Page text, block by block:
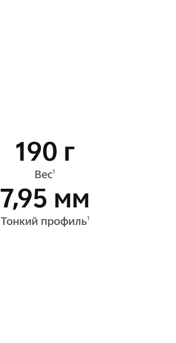
7,95 мм
Тонкий профиль1
190 г
Вес1